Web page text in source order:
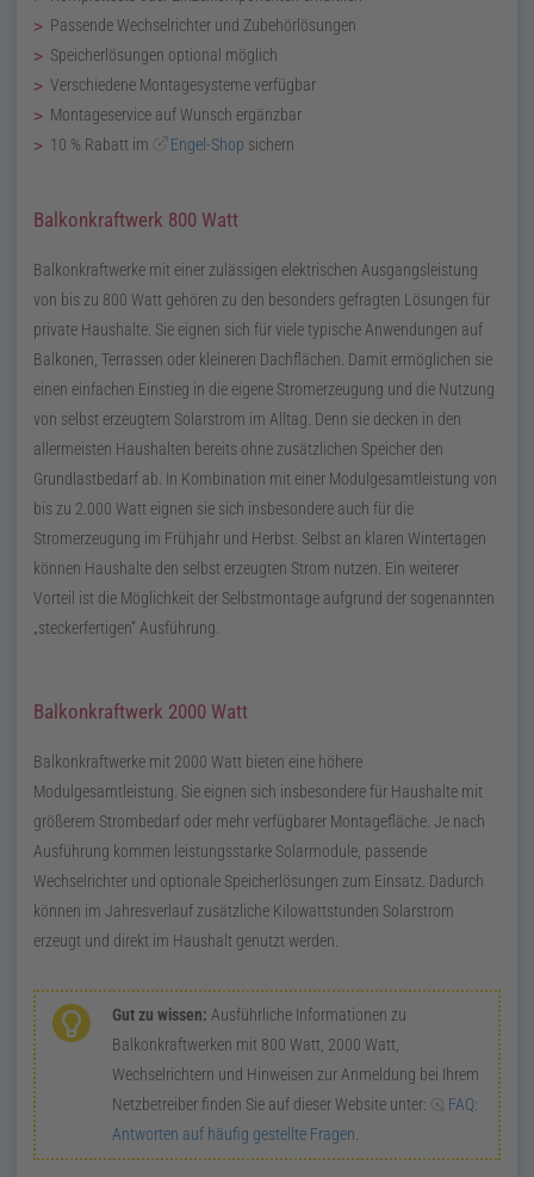
Passende Wechselrichter und Zubehörlösungen
Speicherlösungen optional möglich
Verschiedene Montagesysteme verfügbar
Montageservice auf Wunsch ergänzbar
10 % Rabatt im
Engel-Shop sichern
Balkonkraftwerk 800 Watt
Balkonkraftwerke mit einer zulässigen elektrischen Ausgangsleistung
von bis zu 800 Watt gehören zu den besonders gefragten Lösungen für
private Haushalte. Sie eignen sich für viele typische Anwendungen auf
Balkonen, Terrassen oder kleineren Dachflächen. Damit ermöglichen sie
einen einfachen Einstieg in die eigene Stromerzeugung und die Nutzung
von selbst erzeugtem Solarstrom im Alltag. Denn sie decken in den
allermeisten Haushalten bereits ohne zusätzlichen Speicher den
Grundlastbedarf ab. In Kombination mit einer Modulgesamtleistung von
bis zu 2.000 Watt eignen sie sich insbesondere auch für die
Stromerzeugung im Frühjahr und Herbst. Selbst an klaren Wintertagen
können Haushalte den selbst erzeugten Strom nutzen. Ein weiterer
Vorteil ist die Möglichkeit der Selbstmontage aufgrund der sogenannten
steckerfertigen Ausführung.
Balkonkraftwerk 2000 Watt
Balkonkraftwerke mit 2000 Watt bieten eine höhere
Modulgesamtleistung. Sie eignen sich insbesondere für Haushalte mit
größerem Strombedarf oder mehr verfügbarer Montagefläche. Je nach
Ausführung kommen leistungsstarke Solarmodule, passende
Wechselrichter und optionale Speicherlösungen zum Einsatz. Dadurch
können im Jahresverlauf zusätzliche Kilowattstunden Solarstrom
erzeugt und direkt im Haushalt genutzt werden.
Gut zu wissen: Ausführliche Informationen zu
Balkonkraftwerken mit 800 Watt, 2000 Watt,
Wechselrichtern und Hinweisen zur Anmeldung bei Ihrem
Netzbetreiber finden Sie auf dieser Website unter:
FAQ:
Antworten auf häufig gestellte Fragen